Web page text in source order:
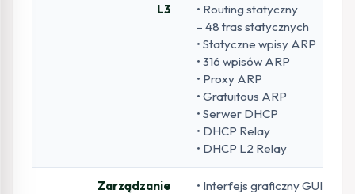
L3
• Routing statyczny
– 48 tras statycznych
• Statyczne wpisy ARP
• 316 wpisów ARP
• Proxy ARP
• Gratuitous ARP
• Serwer DHCP
• DHCP Relay
• DHCP L2 Relay
Zarządzanie
• Interfejs graficzny GUI